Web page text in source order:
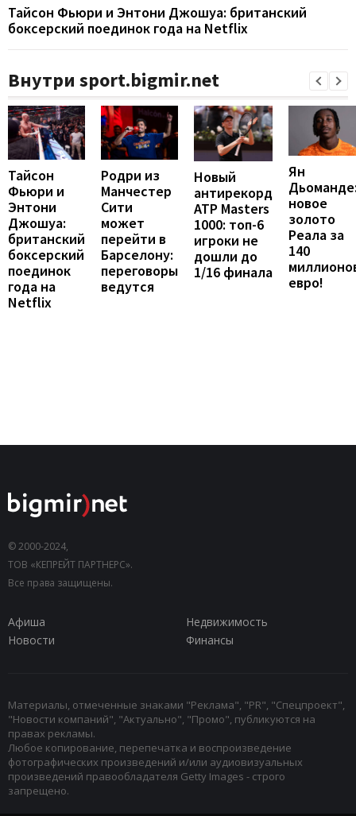
Тайсон Фьюри и Энтони Джошуа: британский
боксерский поединок года на Netflix
Внутри sport.bigmir.net
Тайсон
Фьюри и
Энтони
Джошуа:
британский
боксерский
поединок
года на
Netflix
Родри из
Манчестер
Сити
может
перейти в
Барселону:
переговоры
ведутся
Новый
антирекорд
ATP Masters
1000: топ-6
игроки не
дошли до
1/16 финала
Ян
новое
золото
Реала за
140
евро!
© 2000-2024,
ТОВ «КЕПРЕЙТ ПАРТНЕРС».
Все права защищены.
Афиша
Недвижимость
Новости
Финансы
Материалы, отмеченные знаками "Реклама", "PR", "Спецпроект",
"Новости компаний", "Актуально", "Промо", публикуются на
правах рекламы.
Любое копирование, перепечатка и воспроизведение
фотографических произведений и/или аудиовизуальных
произведений правообладателя Getty Images - строго
запрещено.